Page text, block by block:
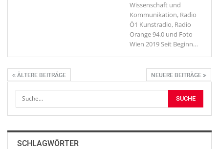
Wissenschaft und
Kommunikation, Radio
Ö1 Kunstradio, Radio
Orange 94.0 und Foto
Wien 2019 Seit Beginn…
ÄLTERE BEITRÄGE NEUERE BEITRÄGE
SCHLAGWÖRTER